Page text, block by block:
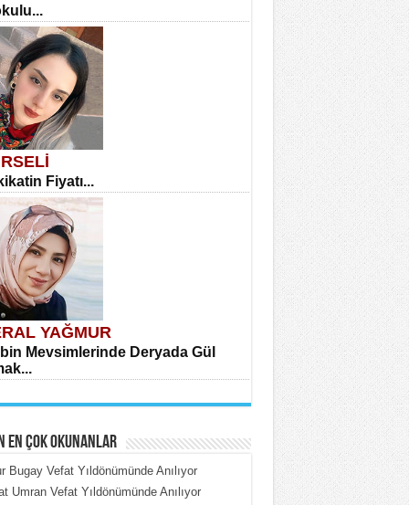
Fiyatı...
YAĞMUR
Mevsimlerinde Deryada Gül
EN ÇOK OKUNANLAR
Bugay Vefat Yıldönümünde Anılıyor
Umran Vefat Yıldönümünde Anılıyor